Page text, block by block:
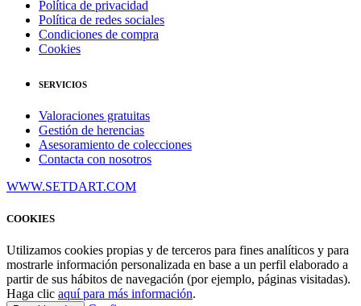
Política de privacidad
Política de redes sociales
Condiciones de compra
Cookies
SERVICIOS
Valoraciones gratuitas
Gestión de herencias
Asesoramiento de colecciones
Contacta con nosotros
WWW.SETDART.COM
COOKIES
Utilizamos cookies propias y de terceros para fines analíticos y para
mostrarle información personalizada en base a un perfil elaborado a
partir de sus hábitos de navegación (por ejemplo, páginas visitadas).
Haga clic aquí para más información.